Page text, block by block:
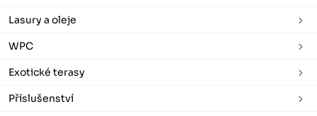
Lasury a oleje
WPC
Exotické terasy
Příslušenství